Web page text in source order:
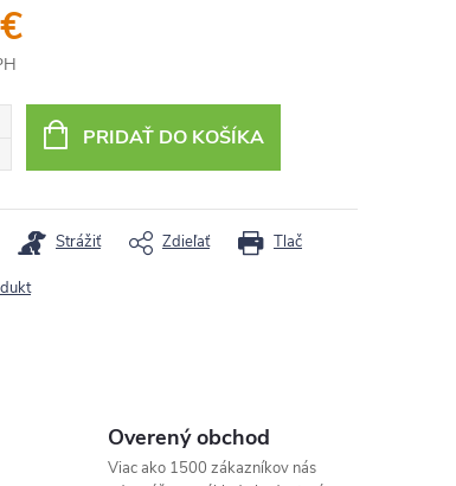
PRIDAŤ DO KOŠÍKA
Tlač
Strážiť Zdieľať
Overený obchod
Viac ako 1500 zákazníkov nás